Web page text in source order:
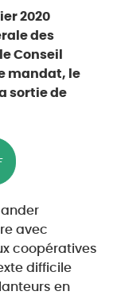
2020
des
Conseil
mandat, le
sortie de
avec
coopératives
difficile
en